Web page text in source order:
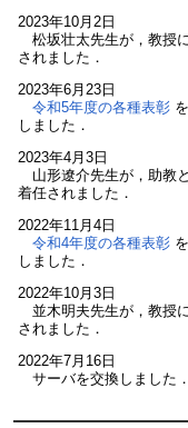
2023年10月2日
松坂壮太先生が，教授
されました．
2023年6月23日
令和5年度の各種表彰
しました．
2023年4月3日
山形遼介先生が，助教
着任されました．
2022年11月4日
令和4年度の各種表彰
しました．
2022年10月3日
並木明夫先生が，教授
されました．
2022年7月16日
サーバを交換しました．